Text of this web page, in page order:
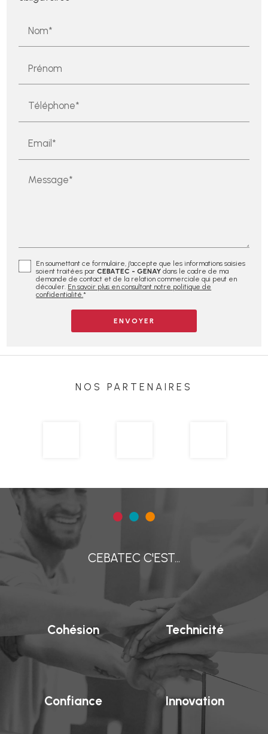
Nom*
Prénom
Téléphone*
Email*
Message*
En soumettant ce formulaire, j'accepte que les informations saisies
soient traitées parCEBATEC - GENAY dans le cadre de ma
demande de contact et de la relation commerciale qui peut en
découler. En savoir plus en consultant notre politique de
confidentialité.*
NOS PARTENAIRES
CEBATEC C'EST...
Cohésion Technicité
Confiance Innovation